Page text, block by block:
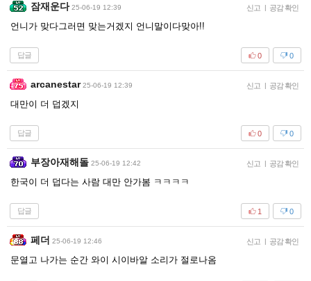
잠재운다 25-06-19 12:39 신고 | 공감 확인
언니가 맞다그러면 맞는거겠지 언니말이다맞아!!
답글 0
0
arcanestar 25-06-19 12:39 신고 | 공감 확인
대만이 더 덥겠지
답글 0
0
부장아재해돌 25-06-19 12:42 신고 | 공감 확인
한국이 더 덥다는 사람 대만 안가봄 ㅋㅋㅋㅋ
답글 0
1
페더 25-06-19 12:46 신고 | 공감 확인
문열고 나가는 순간 와이 시이바알 소리가 절로나옴